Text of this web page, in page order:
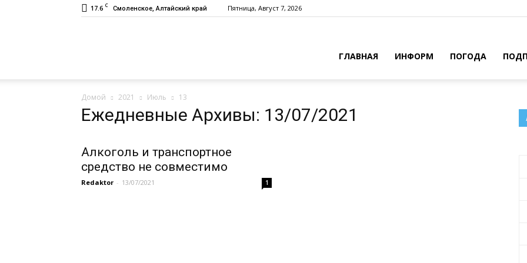
17.6 C Смоленское, Алтайский край Пятница, Август 7, 2026
«Заря»
ГЛАВНАЯ ИНФОРМ ПОГОДА
Домой 2021 Июль 13
Ежедневные Архивы: 13/07/2021
Алкоголь и транспортное
средство не совместимо
Redaktor - 13/07/2021 1